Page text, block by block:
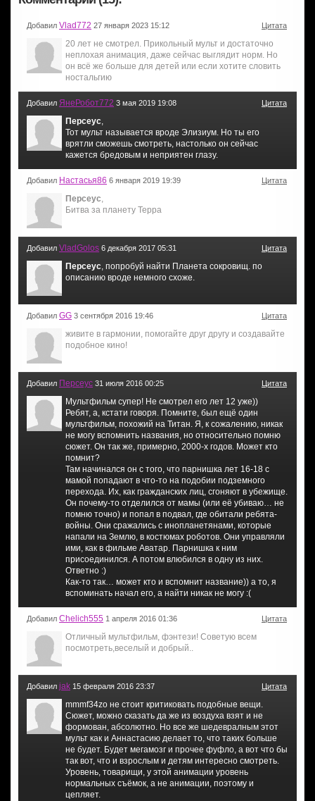
Добавил Vlad772 27 января 2023 15:12 Цитата
20 лет не смотрел. Прикольный мульт и достаточно
неплохая анимация, даже сейчас выглядит норм. Но
он всё же больше для детей или если хотите словить
ностальгию
Добавил ЯнеРобот772 3 мая 2019 19:08 Цитата
Персеус,
Тот мульт называется вроде Элизиум. Но ты его
врятли сможешь смотреть, настолько он сейчас
кажется бредовым и неприятен глазу.
Добавил Настасья86 6 января 2019 19:39 Цитата
Персеус,
Битва за планету Терра
Добавил VladGolos 6 декабря 2017 05:31 Цитата
Персеус, попробуй найти Планета сокровищ. по
описанию вроде немного схоже.
Добавил GG 3 сентября 2016 19:46 Цитата
живите в гармонии, помогайте друг другу и создавайте
подобное кино!
Добавил Персеус 31 июля 2016 00:25 Цитата
Мультфильм супер! Не смотрел его лет 12 уже))
Ребят, а, кстати говоря. Помните, был ещё один
мультфильм, похожий на Титан. Я, к сожалению, никак
не могу вспомнить названия, но относительно помню
сюжет. Он так же, примерно, 2000-х годов. Может кто
помнит?
Там начинался он с того, что парнишка лет 16-18 с
мамой попадают в что-то на подобии подземного
перехода. Их, как гражданских лиц, сгоняют в убежище.
Он почему-то отделился от мамы (или её убиваю… не
помню точно) и попал в подвал, где обитали ребята-
войны. Они сражались с инопланетянами, которые
напали на Землю, в костюмах роботов. Они управляли
ими, как в фильме Аватар. Парнишка к ним
присоединился. А потом влюбился в одну из них.
Ответно :)
Как-то так… может кто и вспомнит название)) а то, я
вспоминать начал его, а найти никак не могу :(
Добавил Chelich555 1 апреля 2016 01:36 Цитата
Отличный мультфильм, фэнтези! Советую всем
посмотреть,веселый и добрый..
Добавил jak 15 февраля 2016 23:37 Цитата
mmmf34zo не стоит критиковать подобные вещи.
Сюжет, можно сказать да же из воздуха взят и не
формован, абсолютно. Но все же шедевралным этот
мульт как и Аннастасию делает то, что таких больше
не будет. Будет мегамозг и прочее фуфло, а вот что бы
так вот, что и взрослым и детям интересно смотреть.
Уровень, товарищи, у этой анимации уровень
нормальных съёмок, а не анимации, поэтому и
цепляет.